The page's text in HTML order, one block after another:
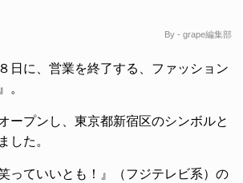
By - grape編集部
日に、営業を終了する、ファッション
。
ープンし、東京都新宿区のシンボルと
した。
っていいとも！』（フジテレビ系）の